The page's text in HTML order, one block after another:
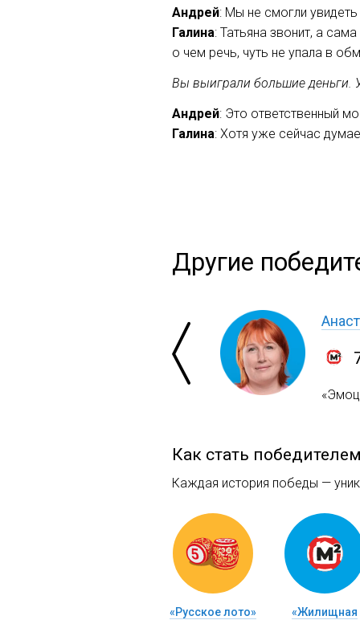
Андрей: Мы не смогли
Галина: Татьяна звонит, а
о чем речь, чуть не упала в
Вы выиграли большие деньги.
Андрей: Это ответственный
Галина: Хотя уже сейчас
Другие
Как стать
Каждая история победы —
«Русское лото»
«Жилищная